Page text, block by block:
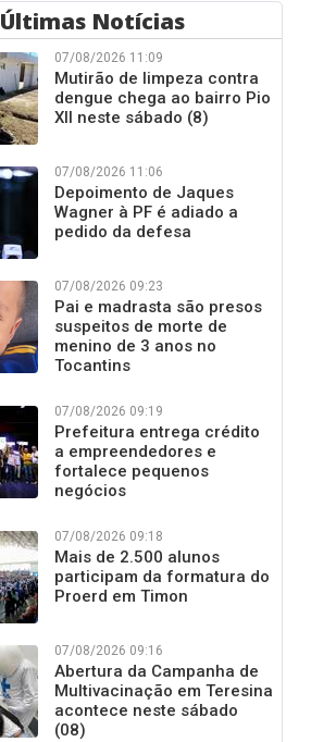
Últimas Notícias
07/08/2026 11:09
Mutirão de limpeza contra
dengue chega ao bairro Pio
XII neste sábado (8)
07/08/2026 11:06
Depoimento de Jaques
Wagner à PF é adiado a
pedido da defesa
07/08/2026 09:23
Pai e madrasta são presos
suspeitos de morte de
menino de 3 anos no
Tocantins
07/08/2026 09:19
Prefeitura entrega crédito
a empreendedores e
fortalece pequenos
negócios
07/08/2026 09:18
Mais de 2.500 alunos
participam da formatura do
Proerd em Timon
07/08/2026 09:16
Abertura da Campanha de
Multivacinação em Teresina
acontece neste sábado
(08)